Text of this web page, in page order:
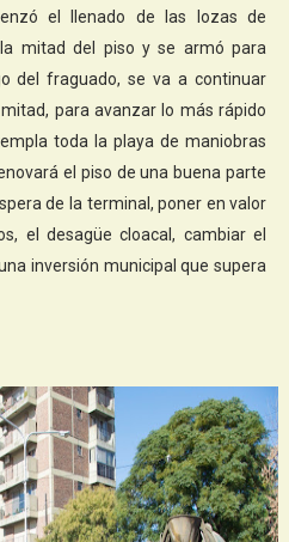
el llenado de las lozas de
mitad del piso y se armó para
del fraguado, se va a continuar
para avanzar lo más rápido
toda la playa de maniobras
el piso de una buena parte
de la terminal, poner en valor
el desagüe cloacal, cambiar el
inversión municipal que supera